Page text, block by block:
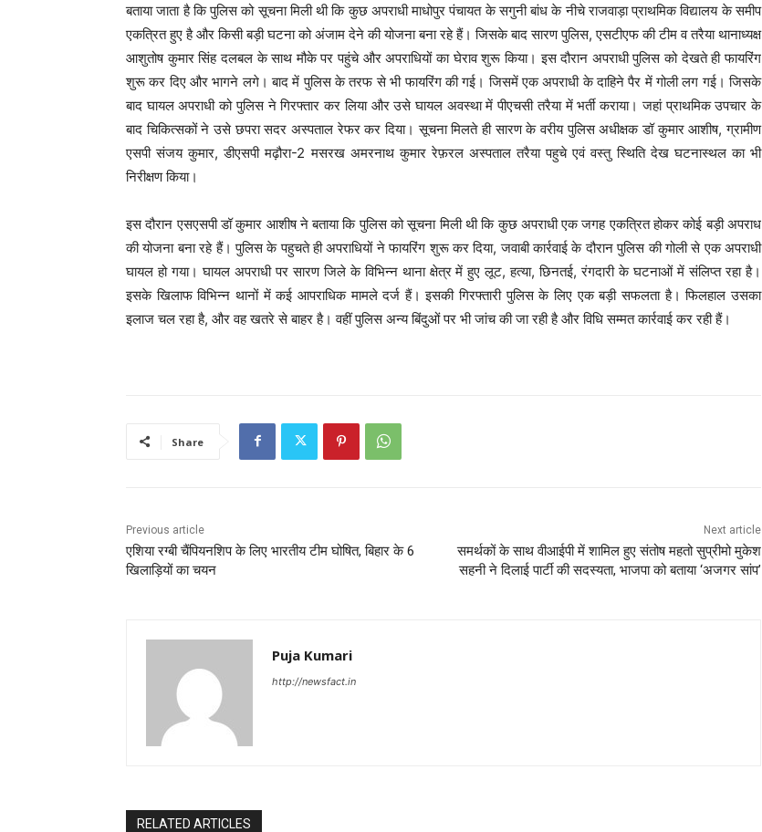
बताया जाता है कि पुलिस को सूचना मिली थी कि कुछ अपराधी माधोपुर पंचायत के सगुनी बांध के नीचे राजवाड़ा प्राथमिक विद्यालय के समीप
एकत्रित हुए है और किसी बड़ी घटना को अंजाम देने की योजना बना रहे हैं। जिसके बाद सारण पुलिस, एसटीएफ की टीम व तरैया थानाध्यक्ष
आशुतोष कुमार सिंह दलबल के साथ मौके पर पहुंचे और अपराधियों का घेराव शुरू किया। इस दौरान अपराधी पुलिस को देखते ही फायरिंग
शुरू कर दिए और भागने लगे। बाद में पुलिस के तरफ से भी फायरिंग की गई। जिसमें एक अपराधी के दाहिने पैर में गोली लग गई। जिसके
बाद घायल अपराधी को पुलिस ने गिरफ्तार कर लिया और उसे घायल अवस्था में पीएचसी तरैया में भर्ती कराया। जहां प्राथमिक उपचार के
बाद चिकित्सकों ने उसे छपरा सदर अस्पताल रेफर कर दिया। सूचना मिलते ही सारण के वरीय पुलिस अधीक्षक डॉ कुमार आशीष, ग्रामीण
एसपी संजय कुमार, डीएसपी मढ़ौरा-2 मसरख अमरनाथ कुमार रेफ़रल अस्पताल तरैया पहुचे एवं वस्तु स्थिति देख घटनास्थल का भी
निरीक्षण किया।
इस दौरान एसएसपी डॉ कुमार आशीष ने बताया कि पुलिस को सूचना मिली थी कि कुछ अपराधी एक जगह एकत्रित होकर कोई बड़ी अपराध
की योजना बना रहे हैं। पुलिस के पहुचते ही अपराधियों ने फायरिंग शुरू कर दिया, जवाबी कार्रवाई के दौरान पुलिस की गोली से एक अपराधी
घायल हो गया। घायल अपराधी पर सारण जिले के विभिन्न थाना क्षेत्र में हुए लूट, हत्या, छिनतई, रंगदारी के घटनाओं में संलिप्त रहा है।
इसके खिलाफ विभिन्न थानों में कई आपराधिक मामले दर्ज हैं। इसकी गिरफ्तारी पुलिस के लिए एक बड़ी सफलता है। फिलहाल उसका
इलाज चल रहा है, और वह खतरे से बाहर है। वहीं पुलिस अन्य बिंदुओं पर भी जांच की जा रही है और विधि सम्मत कार्रवाई कर रही हैं।
Share
Previous article
एशिया रग्बी चैंपियनशिप के लिए भारतीय टीम घोषित, बिहार के 6
खिलाड़ियों का चयन
Next article
समर्थकों के साथ वीआईपी में शामिल हुए संतोष महतो सुप्रीमो मुकेश
सहनी ने दिलाई पार्टी की सदस्यता, भाजपा को बताया ‘अजगर सांप’
Puja Kumari
http://newsfact.in
RELATED ARTICLES